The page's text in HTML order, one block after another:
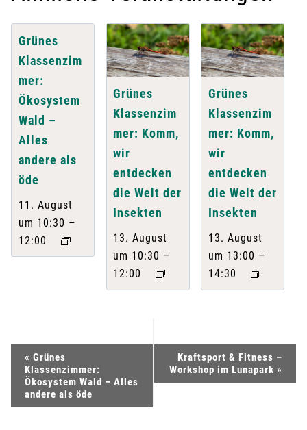
Grünes
Klassenzim
mer:
Ökosystem
Wald –
Alles
andere als
öde
11. August
um 10:30 –
12:00
Grünes
Klassenzim
mer: Komm,
wir
entdecken
die Welt der
Insekten
13. August
um 10:30 –
12:00
Grünes
Klassenzim
mer: Komm,
wir
entdecken
die Welt der
Insekten
13. August
um 13:00 –
14:30
« Grünes
Klassenzimmer:
Ökosystem Wald – Alles
andere als öde
Kraftsport & Fitness –
Workshop im Lunapark »